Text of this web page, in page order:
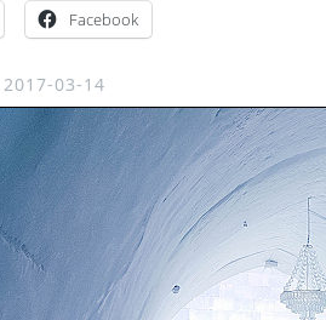
Facebook
2017-03-14